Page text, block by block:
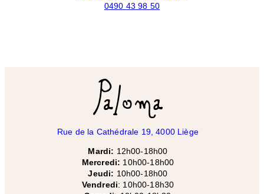
0490 43 98 50
Rue de la Cathédrale 19, 4000 Liège
Mardi: 12h00-18h00
Mercredi: 10h00-18h00
Jeudi: 10h00-18h00
Vendredi: 10h00-18h30